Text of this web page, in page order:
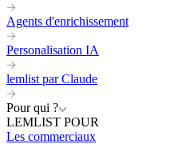
Agents d'enrichissement
Personalisation IA
lemlist par Claude
Pour qui ?
LEMLIST POUR
Les commerciaux